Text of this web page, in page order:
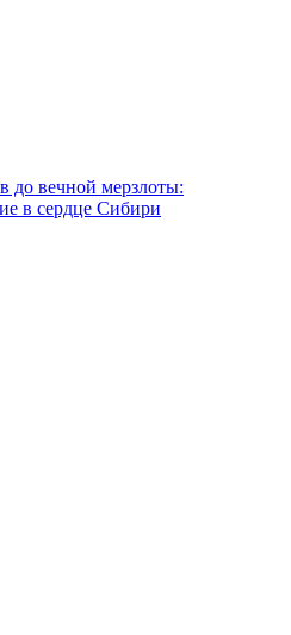
до вечной мерзлоты:
в сердце Сибири